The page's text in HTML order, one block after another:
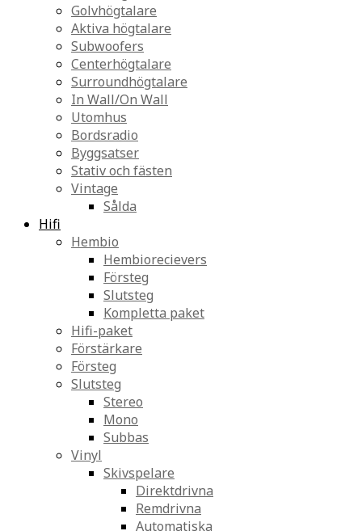
Golvhögtalare
Aktiva högtalare
Subwoofers
Centerhögtalare
Surroundhögtalare
In Wall/On Wall
Utomhus
Bordsradio
Byggsatser
Stativ och fästen
Vintage
Sålda
Hifi
Hembio
Hembiorecievers
Försteg
Slutsteg
Kompletta paket
Hifi-paket
Förstärkare
Försteg
Slutsteg
Stereo
Mono
Subbas
Vinyl
Skivspelare
Direktdrivna
Remdrivna
Automatiska